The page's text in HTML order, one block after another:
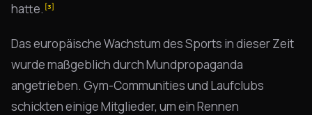
hatte. [3]
Das europäische Wachstum des Sports in dieser Zeit
wurde maßgeblich durch Mundpropaganda
angetrieben. Gym-Communities und Laufclubs
schickten einige Mitglieder, um ein Rennen